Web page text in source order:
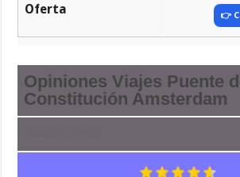
Oferta 👉
Opiniones Viajes Puente
Constitución Amsterdam